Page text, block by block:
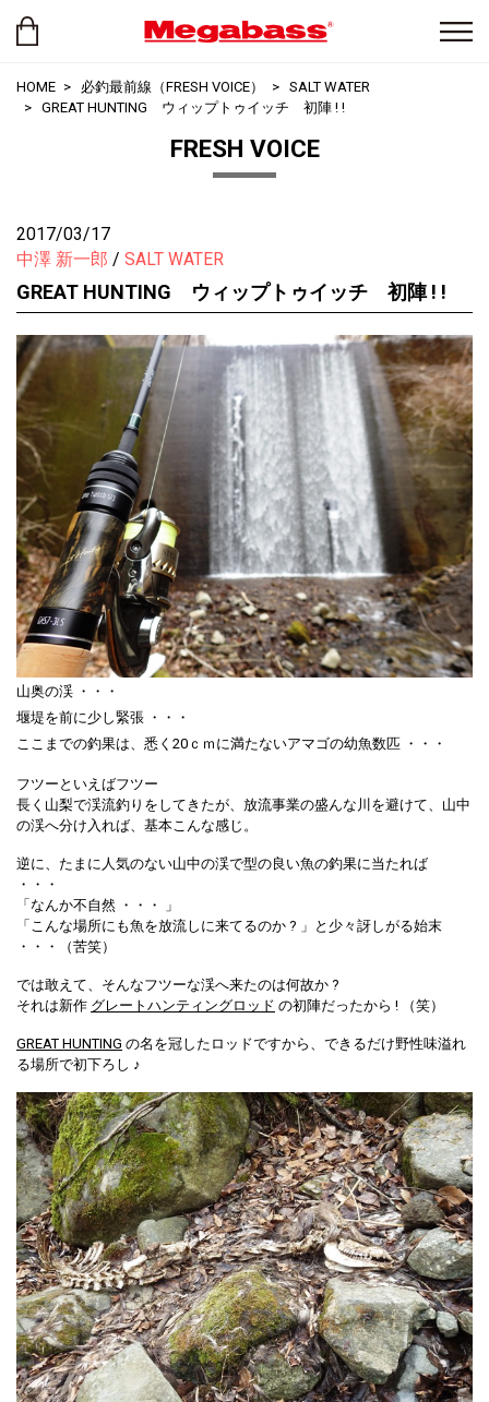
HOME 必釣最前線（FRESH VOICE）
SALT WATER
GREAT HUNTING ウィップトゥイッチ 初陣 ! !
FRESH VOICE
2017/03/17
中澤 新一郎
SALT WATER
GREAT HUNTING ウィップトゥイッチ 初陣 ! !
山奥の渓 ・・・
堰堤を前に少し緊張 ・・・
ここまでの釣果は、悉く20ｃｍに満たないアマゴの幼魚数匹 ・・・
フツーといえばフツー
長く山梨で渓流釣りをしてきたが、放流事業の盛んな川を避けて、山中
の渓へ分け入れば、基本こんな感じ。
逆に、たまに人気のない山中の渓で型の良い魚の釣果に当たれば
・・・
「なんか不自然 ・・・ 」
「こんな場所にも魚を放流しに来てるのか ? 」と少々訝しがる始末
・・・（苦笑）
では敢えて、そんなフツーな渓へ来たのは何故か ?
それは新作 グレートハンティングロッド の初陣だったから ! （笑）
GREAT HUNTING の名を冠したロッドですから、できるだけ野性味溢れ
る場所で初下ろし ♪